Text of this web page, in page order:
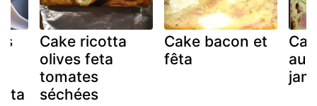
Cake ricotta
olives feta
tomates
séchées
Cake bacon et
fêta